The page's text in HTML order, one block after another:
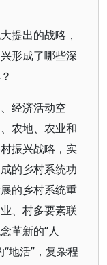
提出的战略，
形成了哪些深
经济活动空
农地、农业和
振兴战略，实
的乡村系统功
的乡村系统重
、村多要素联
革新的“人
地活”，复杂程